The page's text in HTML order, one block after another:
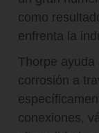
como
enfrenta la
Thorpe
corrosión a
conexiones,